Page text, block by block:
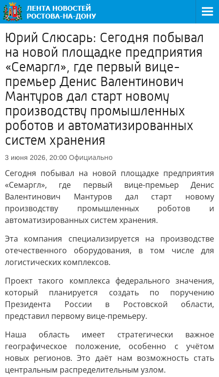
Юрий Слюсарь: Сегодня побывал
на новой площадке предприятия
«Семаргл», где первый вице-
премьер Денис Валентинович
Мантуров дал старт новому
производству промышленных
роботов и автоматизированных
систем хранения
3 июня 2026, 20:00 Официально
Сегодня побывал на новой площадке предприятия
«Семаргл», где первый вице-премьер Денис
Валентинович Мантуров дал старт новому
производству промышленных роботов и
автоматизированных систем хранения.
Эта компания специализируется на производстве
отечественного оборудования, в том числе для
логистических комплексов.
Проект такого комплекса федерального значения,
который планируется создать по поручению
Президента России в Ростовской области,
представил первому вице-премьеру.
Наша область имеет стратегически важное
географическое положение, особенно с учётом
новых регионов. Это даёт нам возможность стать
центральным распределительным узлом.